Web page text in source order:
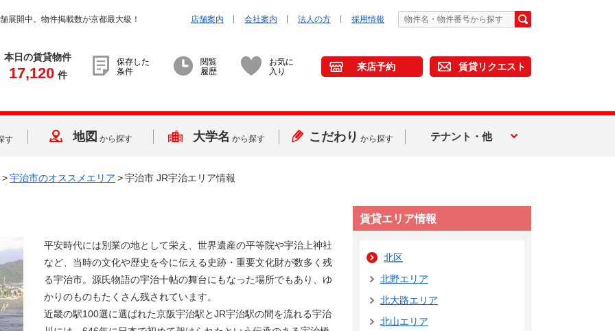
展開中。物件掲載数が京都最大級！ 店舗案内 会社案内 法人の方 採用情報
本日の賃貸物件
17,120 件
保存した
条件
閲覧
履歴
お気に
入り
来店予約 賃貸リクエスト
す 地図 から探す 大学名 から探す こだわり から探す テナント・他
>宇治市のオススメエリア >宇治市 JR宇治エリア情報
平安時代には別業の地として栄え、世界遺産の平等院や宇治上神社
など、当時の文化や歴史を今に伝える史跡・重要文化財が数多く残
る宇治市。源氏物語の宇治十帖の舞台にもなった場所でもあり、ゆ
かりのものもたくさん残されています。
近畿の駅100選に選ばれた京阪宇治駅とJR宇治駅の間を流れる宇治
賃貸エリア情報
北区
北野エリア
北大路エリア
北山エリア